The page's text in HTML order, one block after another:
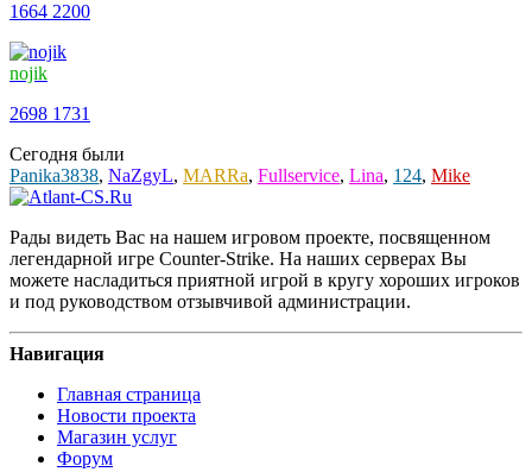
1664 2200
nojik
2698 1731
Сегодня были
Panika3838, NaZgyL, MARRa, Fullservice, Lina, 124, Mike
Рады видеть Вас на нашем игровом проекте, посвященном
легендарной игре Counter-Strike. На наших серверах Вы
можете насладиться приятной игрой в кругу хороших игроков
и под руководством отзывчивой администрации.
Навигация
Главная страница
Новости проекта
Магазин услуг
Форум